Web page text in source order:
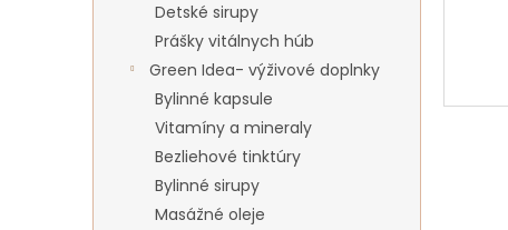
Detské sirupy
Prášky vitálnych húb
Green Idea- výživové doplnky
Bylinné kapsule
Vitamíny a mineraly
Bezliehové tinktúry
Bylinné sirupy
Masážné oleje